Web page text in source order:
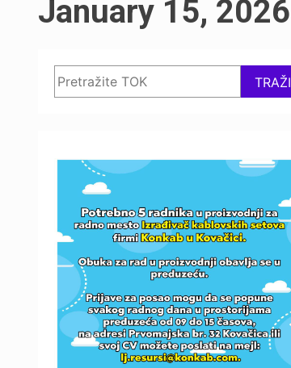
January 15, 2026
TRAŽI